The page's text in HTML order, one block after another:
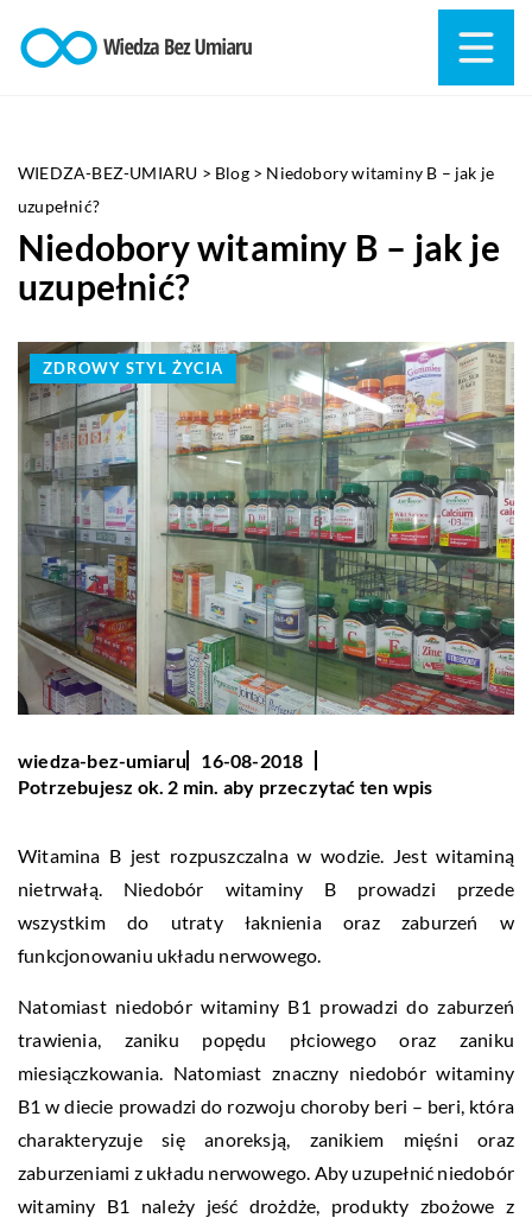
WIEDZA-BEZ-UMIARU > Blog> Niedobory witaminy B – jak je
uzupełnić?
Niedobory witaminy B – jak je
uzupełnić?
ZDROWY STYL ŻYCIA
wiedza-bez-umiaru
16-08-2018
Potrzebujesz ok. 2 min. aby przeczytać ten wpis
Witamina B jest rozpuszczalna w wodzie. Jest witaminą
nietrwałą. Niedobór witaminy B prowadzi przede
wszystkim do utraty łaknienia oraz zaburzeń w
funkcjonowaniu układu nerwowego.
Natomiast niedobór witaminy B1 prowadzi do zaburzeń
trawienia, zaniku popędu płciowego oraz zaniku
miesiączkowania. Natomiast znaczny niedobór witaminy
B1 w diecie prowadzi do rozwoju choroby beri – beri, która
charakteryzuje się anoreksją, zanikiem mięśni oraz
zaburzeniami z układu nerwowego. Aby uzupełnić niedobór
witaminy B1 należy jeść drożdże, produkty zbożowe z